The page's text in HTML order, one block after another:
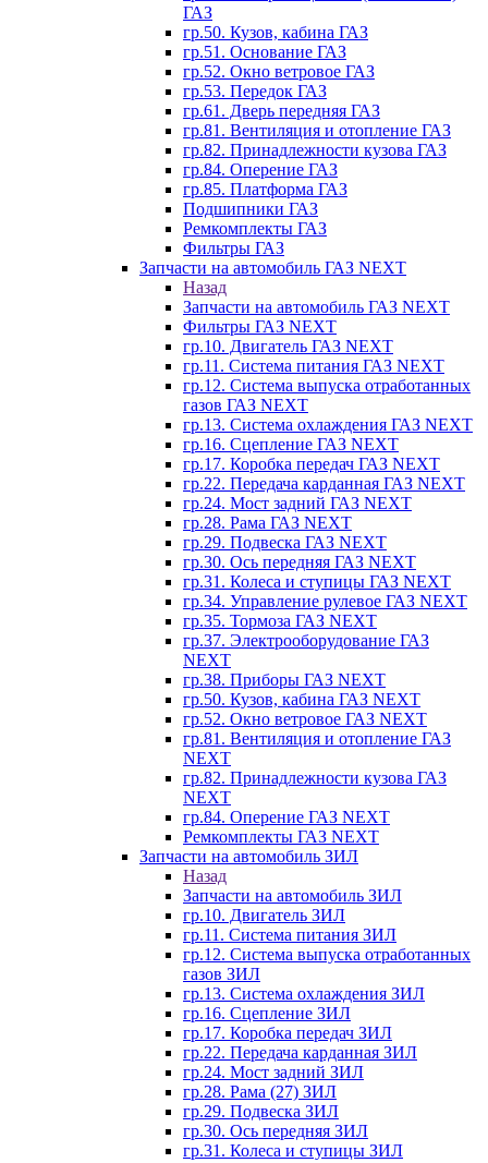
ГАЗ
гр.50. Кузов, кабина ГАЗ
гр.51. Основание ГАЗ
гр.52. Окно ветровое ГАЗ
гр.53. Передок ГАЗ
гр.61. Дверь передняя ГАЗ
гр.81. Вентиляция и отопление ГАЗ
гр.82. Принадлежности кузова ГАЗ
гр.84. Оперение ГАЗ
гр.85. Платформа ГАЗ
Подшипники ГАЗ
Ремкомплекты ГАЗ
Фильтры ГАЗ
Запчасти на автомобиль ГАЗ NEXT
Назад
Запчасти на автомобиль ГАЗ NEXT
Фильтры ГАЗ NEXT
гр.10. Двигатель ГАЗ NEXT
гр.11. Система питания ГАЗ NEXT
гр.12. Система выпуска отработанных
газов ГАЗ NEXT
гр.13. Система охлаждения ГАЗ NEXT
гр.16. Сцепление ГАЗ NEXT
гр.17. Коробка передач ГАЗ NEXT
гр.22. Передача карданная ГАЗ NEXT
гр.24. Мост задний ГАЗ NEXT
гр.28. Рама ГАЗ NEXT
гр.29. Подвеска ГАЗ NEXT
гр.30. Ось передняя ГАЗ NEXT
гр.31. Колеса и ступицы ГАЗ NEXT
гр.34. Управление рулевое ГАЗ NEXT
гр.35. Тормоза ГАЗ NEXT
гр.37. Электрооборудование ГАЗ
NEXT
гр.38. Приборы ГАЗ NEXT
гр.50. Кузов, кабина ГАЗ NEXT
гр.52. Окно ветровое ГАЗ NEXT
гр.81. Вентиляция и отопление ГАЗ
NEXT
гр.82. Принадлежности кузова ГАЗ
NEXT
гр.84. Оперение ГАЗ NEXT
Ремкомплекты ГАЗ NEXT
Запчасти на автомобиль ЗИЛ
Назад
Запчасти на автомобиль ЗИЛ
гр.10. Двигатель ЗИЛ
гр.11. Система питания ЗИЛ
гр.12. Система выпуска отработанных
газов ЗИЛ
гр.13. Система охлаждения ЗИЛ
гр.16. Сцепление ЗИЛ
гр.17. Коробка передач ЗИЛ
гр.22. Передача карданная ЗИЛ
гр.24. Мост задний ЗИЛ
гр.28. Рама (27) ЗИЛ
гр.29. Подвеска ЗИЛ
гр.30. Ось передняя ЗИЛ
гр.31. Колеса и ступицы ЗИЛ